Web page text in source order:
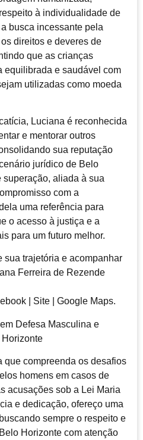
à individualidade de
busca incessante pela
direitos e deveres de
que as crianças
equilibrada e saudável com
utilizadas como moeda
Luciana é reconhecida
e mentorar outros
sua reputação
jurídico de Belo
superação, aliada à sua
com a
uma referência para
o acesso à justiça e a
para um futuro melhor.
sua trajetória e acompanhar
Ferreira de Rezende
| Site | Google Maps.
Defesa Masculina e
que compreenda os desafios
homens em casos de
acusações sob a Lei Maria
e dedicação, ofereço uma
sempre o respeito e
Horizonte com atenção